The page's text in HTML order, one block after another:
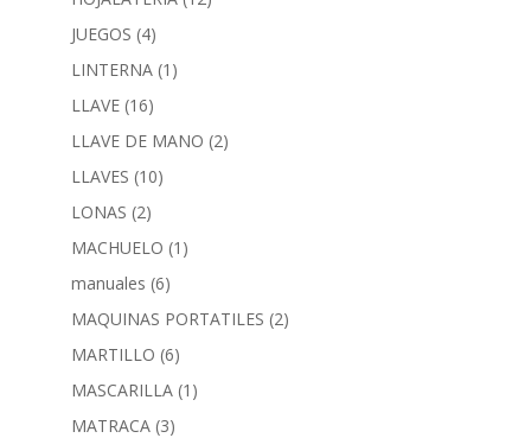
JUEGOS (4)
LINTERNA (1)
LLAVE (16)
LLAVE DE MANO (2)
LLAVES (10)
LONAS (2)
MACHUELO (1)
manuales (6)
MAQUINAS PORTATILES (2)
MARTILLO (6)
MASCARILLA (1)
MATRACA (3)